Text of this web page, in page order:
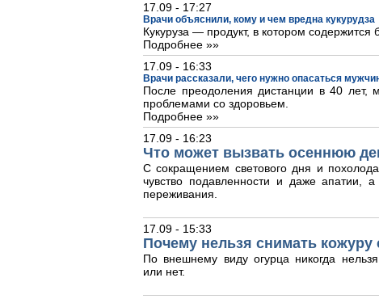
17.09 - 17:27
Врачи объяснили, кому и чем вредна кукурудза
Кукуруза — продукт, в котором содержится
Подробнее »»
17.09 - 16:33
Врачи рассказали, чего нужно опасаться
После преодоления дистанции в 40 лет,
проблемами со здоровьем.
Подробнее »»
17.09 - 16:23
Что может вызвать осеннюю
С сокращением светового дня и
чувство подавленности и даже апатии,
переживания.
17.09 - 15:33
Почему нельзя снимать кожуру
По внешнему виду огурца никогда
или нет.